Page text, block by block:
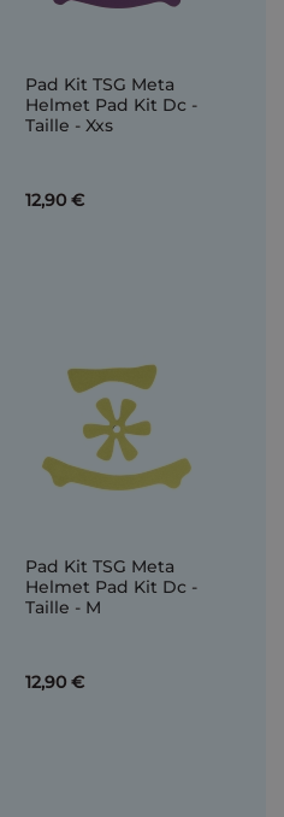
Pad Kit TSG Meta
Helmet Pad Kit Dc -
Taille - Xxs
12,90 €
Pad Kit TSG Meta
Helmet Pad Kit Dc -
Taille - M
12,90 €